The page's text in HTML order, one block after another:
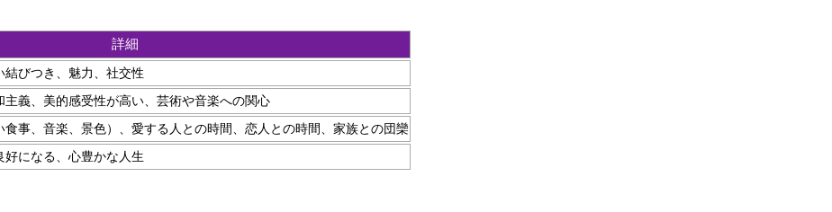
詳細
びつき、魅力、社交性
義、美的感受性が高い、芸術や音楽への関心
事、音楽、景色）、愛する人との時間、恋人との時間、家族との団欒
好になる、心豊かな人生